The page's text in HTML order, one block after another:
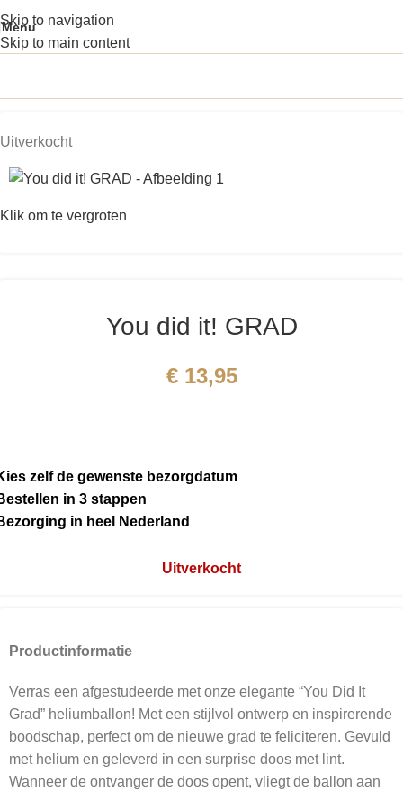
Skip to navigation
Skip to main content
Menu
Uitverkocht
Klik om te vergroten
You did it! GRAD
€13,95
zelf de gewenste bezorgdatum
in 3 stappen
in heel Nederland
Uitverkocht
Productinformatie
Verras een afgestudeerde met onze elegante “You Did It
Grad” heliumballon! Met een stijlvol ontwerp en inspirerende
boodschap, perfect om de nieuwe grad te feliciteren. Gevuld
met helium en geleverd in een surprise doos met lint.
Wanneer de ontvanger de doos opent, vliegt de ballon aan